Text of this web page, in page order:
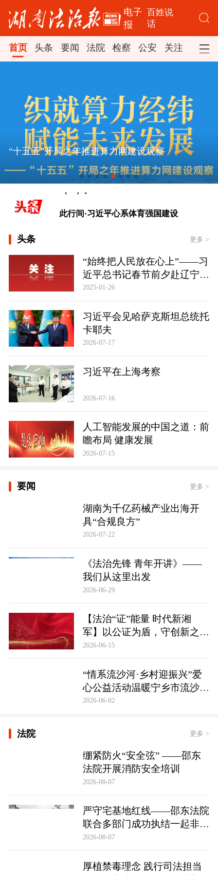
电子
报
百姓说
话
首页 头条 要闻 法院 检察 公安 关注 司法
“十五五”开局之年推进算力网建设观察
[文脉华章 | 总书记引经据典话廉政
（一）]
此行间·习近平心系体育强国建设
[时习之丨“向着建设体育强国、健康中
国的目标不断迈进”]
[文脉华章 | 总书记引经据典话廉政
此行间·习近平心系体育强国建设
头条 更多 >
“始终把人民放在心上”——习
近平总书记春节前夕赴辽宁看
望慰问基层干部群众纪实
2025-01-26
习近平会见哈萨克斯坦总统托
卡耶夫
2026-07-17
习近平在上海考察
2026-07-16
人工智能发展的中国之道：前
瞻布局 健康发展
2026-07-15
要闻 更多 >
湖南为千亿药械产业出海开
具“合规良方”
2026-07-22
《法治先锋 青年开讲》——
我们从这里出发
2026-06-29
【法治“证”能量 时代新湘
军】以公证为盾，守创新之魂
湖南青年公证人为知识产权保
2026-06-15
“情系流沙河·乡村迎振兴”爱
心公益活动温暖宁乡市流沙河
镇
2026-06-02
法院 更多 >
绷紧防火“安全弦” ——邵东
法院开展消防安全培训
2026-08-07
严守宅基地红线——邵东法院
联合多部门成功执结一起非法
占用宅基地行政处罚案
2026-08-07
厚植禁毒理念 践行司法担当